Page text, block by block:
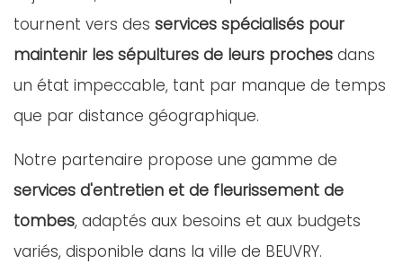
tournent vers des services spécialisés pour
maintenir les sépultures de leurs proches dans
un état impeccable, tant par manque de temps
que par distance géographique.
Notre partenaire propose une gamme de
services d'entretien et de fleurissement de
tombes, adaptés aux besoins et aux budgets
variés, disponible dans la ville de BEUVRY.